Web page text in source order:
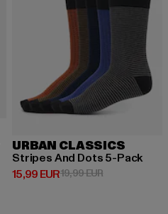
URBAN CLASSICS
Stripes And Dots 5-Pack
15,99 EUR
Derzeitiger Preis: 15,99 EUR
19,99 EURAktionspreis: